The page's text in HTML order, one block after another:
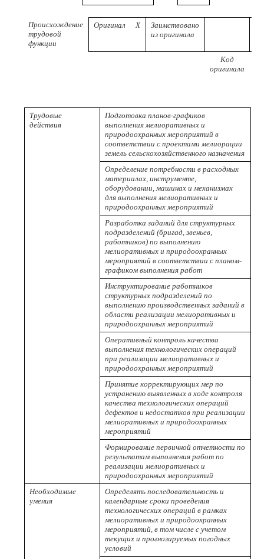
Происхождение
трудовой
функции
Оригинал X
Заимствовано
из оригинала
Код
оригинала
Трудовые
действия
Подготовка планов-графиков
выполнения мелиоративных и
природоохранных мероприятий в
соответствии с проектами мелиорации
земель сельскохозяйственного назначения
Определение потребности в расходных
материалах, инструменте,
оборудовании, машинах и механизмах
для выполнения мелиоративных и
природоохранных мероприятий
Разработка заданий для структурных
подразделений (бригад, звеньев,
работников) по выполнению
мелиоративных и природоохранных
мероприятий в соответствии с планом-
графиком выполнения работ
Инструктирование работников
структурных подразделений по
выполнению производственных заданий в
области реализации мелиоративных и
природоохранных мероприятий
Оперативный контроль качества
выполнения технологических операций
при реализации мелиоративных и
природоохранных мероприятий
Принятие корректирующих мер по
устранению выявленных в ходе контроля
качества технологических операций
дефектов и недостатков при реализации
мелиоративных и природоохранных
мероприятий
Формирование первичной отчетности по
результатам выполнения работ по
реализации мелиоративных и
природоохранных мероприятий
Необходимые
умения
Определять последовательность и
календарные сроки проведения
технологических операций в рамках
мелиоративных и природоохранных
мероприятий, в том числе с учетом
текущих и прогнозируемых погодных
условий